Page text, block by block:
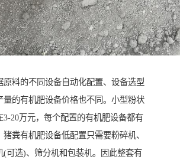
原料的不同设备自动化配置、设备选型
量的有机肥设备价格也不同。小型粉状
3-20万元，每个配置的有机肥设备都有
粪有机肥设备低配置只需要粉碎机、
(可选)、筛分机和包装机。因此整套有